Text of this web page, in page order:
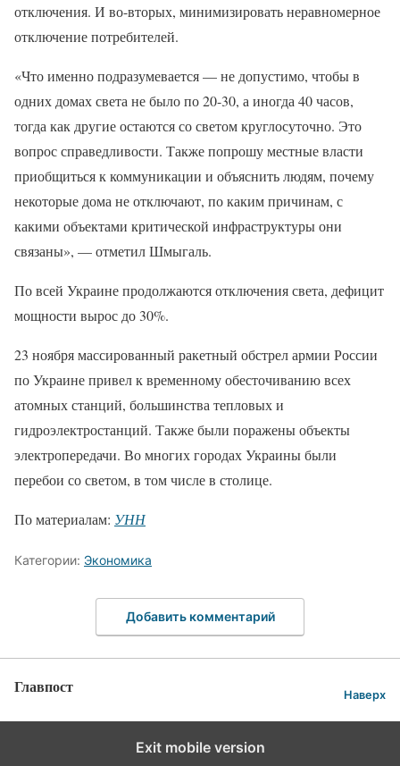
отключения. И во-вторых, минимизировать неравномерное
отключение потребителей.
«Что именно подразумевается — не допустимо, чтобы в
одних домах света не было по 20-30, а иногда 40 часов,
тогда как другие остаются со светом круглосуточно. Это
вопрос справедливости. Также попрошу местные власти
приобщиться к коммуникации и объяснить людям, почему
некоторые дома не отключают, по каким причинам, с
какими объектами критической инфраструктуры они
связаны», — отметил Шмыгаль.
По всей Украине продолжаются отключения света, дефицит
мощности вырос до 30%.
23 ноября массированный ракетный обстрел армии России
по Украине привел к временному обесточиванию всех
атомных станций, большинства тепловых и
гидроэлектростанций. Также были поражены объекты
электропередачи. Во многих городах Украины были
перебои со светом, в том числе в столице.
По материалам: УНН
Категории: Экономика
Добавить комментарий
Главпост Наверх
Exit mobile version